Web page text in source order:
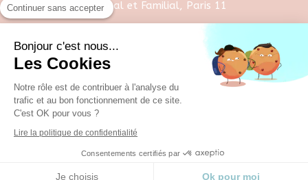
Conjugal et Familial, Paris 11
Création et référencement du site par Simplébo
Site partenaire deMedoucine
Continuer sans accepter
Bonjour c'est nous...
Les Cookies
Notre rôle est de contribuer à l'analyse du
trafic et au bon fonctionnement de ce site.
C'est OK pour vous ?
Lire la politique de confidentialité
Consentements certifiés par
Je choisis Ok pour moi